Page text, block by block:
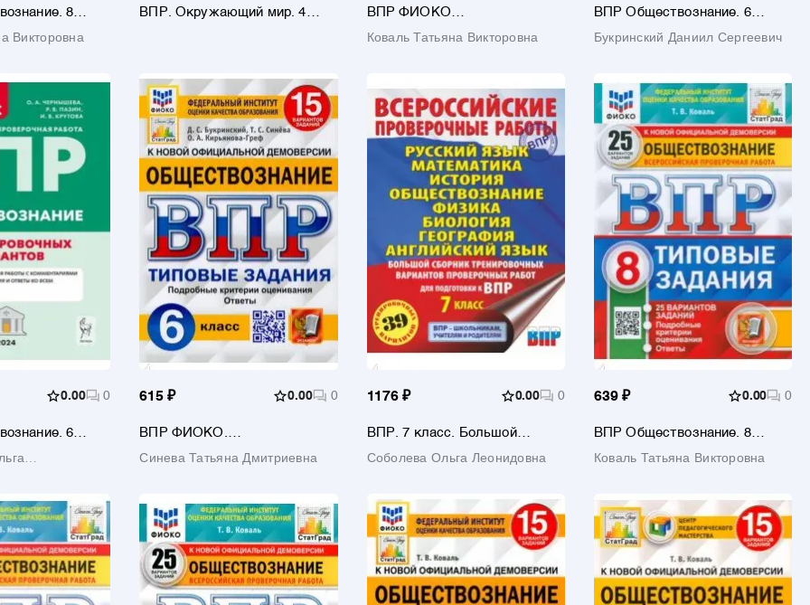
8
Викторовна
ВПР. Окружающий мир. 4
ВПР ФИОКО
Типовые задания. 10
Коваль Татьяна Викторовна
ВПР Обществознание. 6
задания. ФГОС
Букринский Даниил Сергеевич
0.00 0
6
615 ₽ 0.00 0
ВПР ФИОКО.
вариантов. Типовые задания
Синева Татьяна Дмитриевна
1176 ₽ 0.00 0
ВПР. 7 класс. Большой
вариантов
Соболева Ольга Леонидовна
639 ₽ 0.00 0
ВПР Обществознание. 8
задания. ФГОС
Коваль Татьяна Викторовна